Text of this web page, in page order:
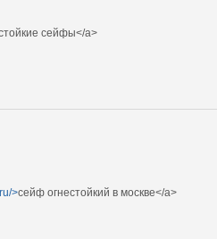
сейфы</a>
>сейф огнестойкий в москве</a>